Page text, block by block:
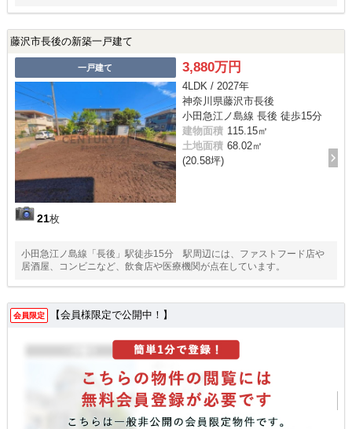
藤沢市長後の新築一戸建て
一戸建て
21枚
3,880万円
4LDK / 2027年
神奈川県藤沢市長後
小田急江ノ島線 長後 徒歩15分
建物面積 115.15㎡
土地面積 68.02㎡
(20.58坪)
小田急江ノ島線「長後」駅徒歩15分 駅周辺には、ファストフード店や
居酒屋、コンビニなど、飲食店や医療機関が点在しています。
会員限定 【会員様限定で公開中！】